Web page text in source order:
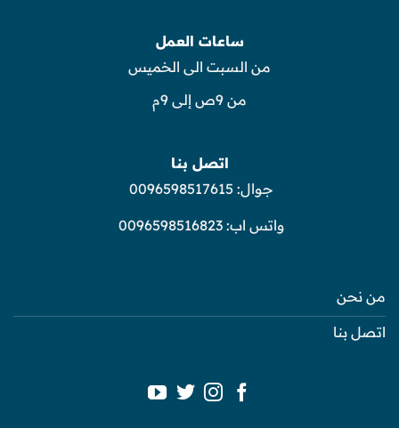
ساعات العمل
من السبت الى الخميس
من 9ص إلى 9م
اتصل بنا
جوال: 0096598517615
واتس اب:0096598516823
من نحن
اتصل بنا